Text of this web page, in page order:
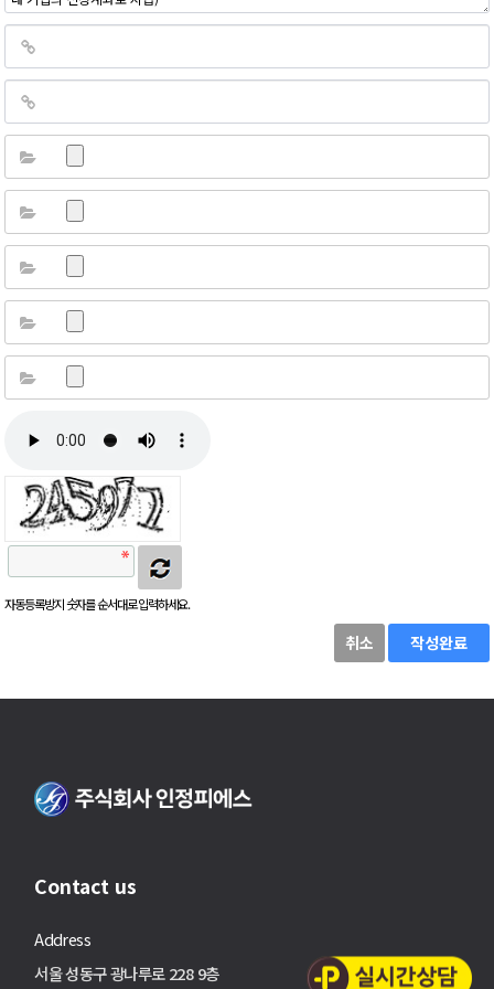
자동등록방지 숫자를 순서대로 입력하세요.
취소 작성완료
Contact us
Address
서울 성동구 광나루로 228 9층